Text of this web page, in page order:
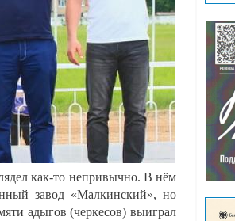
как-то непривычно. В нём
завод «Малкинский», но
адыгов (черкесов) выиграл